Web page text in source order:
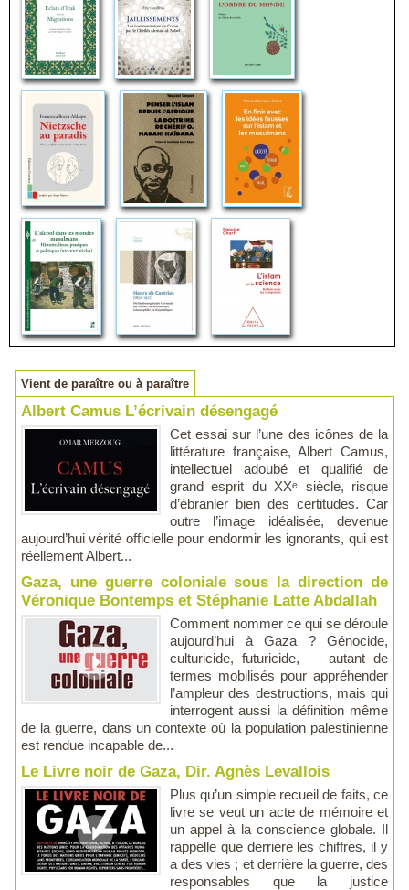
Vient de paraître ou à paraître
Albert Camus L’écrivain désengagé
Cet essai sur l’une des icônes de la
littérature française, Albert Camus,
intellectuel adoubé et qualifié de
grand esprit du XXᵉ siècle, risque
d’ébranler bien des certitudes. Car
outre l’image idéalisée, devenue
aujourd’hui vérité officielle pour endormir les ignorants, qui est
réellement Albert...
Gaza, une guerre coloniale sous la direction de
Véronique Bontemps et Stéphanie Latte Abdallah
Comment nommer ce qui se déroule
aujourd’hui à Gaza ? Génocide,
culturicide, futuricide, — autant de
termes mobilisés pour appréhender
l’ampleur des destructions, mais qui
interrogent aussi la définition même
de la guerre, dans un contexte où la population palestinienne
est rendue incapable de...
Le Livre noir de Gaza, Dir. Agnès Levallois
Plus qu’un simple recueil de faits, ce
livre se veut un acte de mémoire et
un appel à la conscience globale. Il
rappelle que derrière les chiffres, il y
a des vies ; et derrière la guerre, des
responsables que la justice